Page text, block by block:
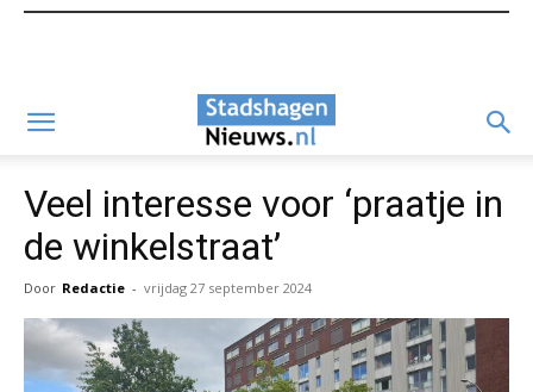
Veel interesse voor ‘praatje in
de winkelstraat’
Door Redactie - vrijdag 27 september 2024